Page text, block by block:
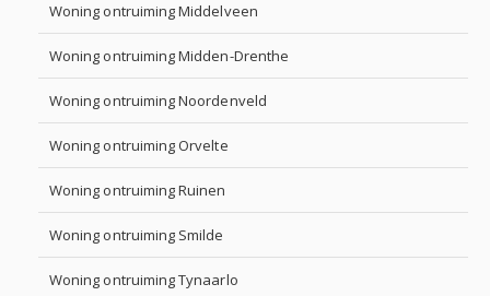
Woning ontruiming Middelveen
Woning ontruiming Midden-Drenthe
Woning ontruiming Noordenveld
Woning ontruiming Orvelte
Woning ontruiming Ruinen
Woning ontruiming Smilde
Woning ontruiming Tynaarlo